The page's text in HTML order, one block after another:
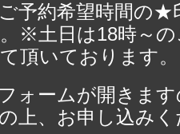
予約希望時間の★
※土日は18時～の
頂いております。
ォームが開きます
上、お申し込みく